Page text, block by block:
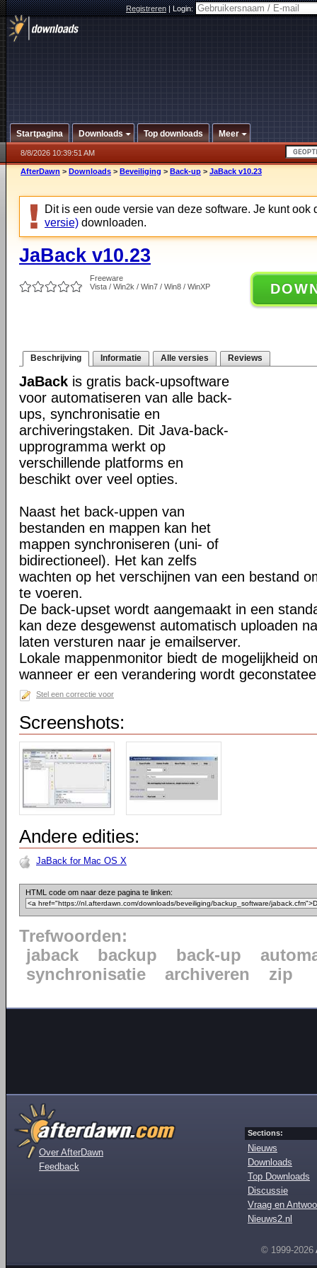
Registreren|Login:
Startpagina Downloads Top downloads Meer
8/8/2026 10:39:51 AM
AfterDawn > Downloads > Beveiliging > Back-up > JaBack v10.23
Dit is een oude versie van deze software. Je kunt ook
versie) downloaden.
JaBack v10.23
Freeware
Vista / Win2k / Win7 / Win8 / WinXP
Beschrijving Informatie Alle versies Reviews
JaBack is gratis back-upsoftware
voor automatiseren van alle back-
ups, synchronisatie en
archiveringstaken. Dit Java-back-
upprogramma werkt op
verschillende platforms en
beschikt over veel opties.
Naast het back-uppen van
bestanden en mappen kan het
mappen synchroniseren (uni- of
bidirectioneel). Het kan zelfs
wachten op het verschijnen van een bestand
te voeren.
De back-upset wordt aangemaakt in een
kan deze desgewenst automatisch uploaden
laten versturen naar je emailserver.
Lokale mappenmonitor biedt de mogelijkheid
wanneer er een verandering wordt
Stel een correctie voor
Screenshots:
Andere edities:
JaBack for Mac OS X
HTML code om naar deze pagina te linken:
Trefwoorden:
jaback
backup back-up
synchronisatie
archiveren zip
Over AfterDawn
Feedback
Sections:
Nieuws
Downloads
Top Downloads
Discussie
Vraag en
Nieuws2.nl
© 1999-2026